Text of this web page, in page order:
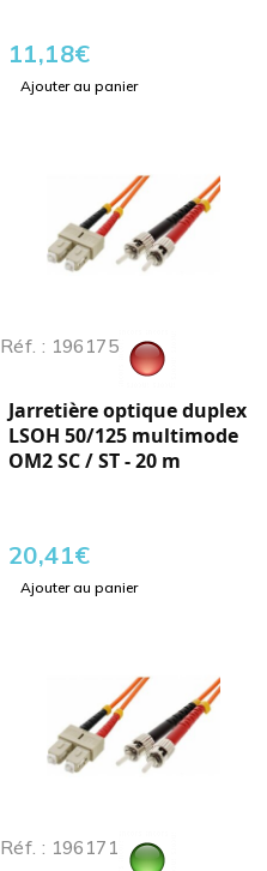
11,18€
Ajouter au panier
Réf. : 196175
Jarretière optique duplex
LSOH 50/125 multimode
OM2 SC / ST - 20 m
20,41€
Ajouter au panier
Réf. : 196171